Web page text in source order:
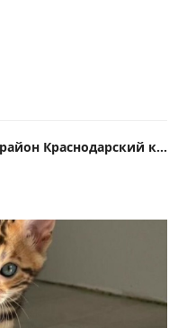
Кущёвская Кущёвский район Краснодарский край